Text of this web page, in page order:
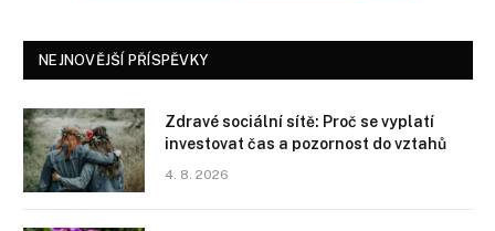
NEJNOVĚJŠÍ PŘÍSPĚVKY
Zdravé sociální sítě: Proč se vyplatí
investovat čas a pozornost do vztahů
4. 8. 2026